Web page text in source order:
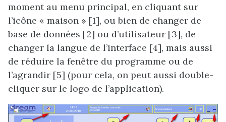
moment au menu principal, en cliquant sur
l’icône « maison » [1], ou bien de changer de
base de données [2] ou d’utilisateur [3], de
changer la langue de l’interface [4], mais aussi
de réduire la fenêtre du programme ou de
l’agrandir [5] (pour cela, on peut aussi double-
cliquer sur le logo de l’application).